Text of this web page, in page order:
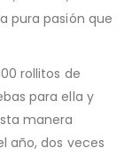
pura pasión que
rollitos de
para ella y
manera
año, dos veces